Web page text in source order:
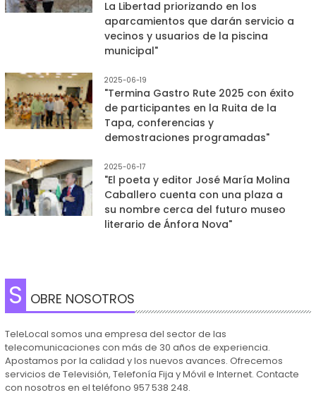
La Libertad priorizando en los
aparcamientos que darán servicio a
vecinos y usuarios de la piscina
municipal"
2025-06-19
"Termina Gastro Rute 2025 con éxito
de participantes en la Ruita de la
Tapa, conferencias y
demostraciones programadas"
2025-06-17
"El poeta y editor José María Molina
Caballero cuenta con una plaza a
su nombre cerca del futuro museo
literario de Ánfora Nova"
S OBRE NOSOTROS
TeleLocal somos una empresa del sector de las
telecomunicaciones con más de 30 años de experiencia.
Apostamos por la calidad y los nuevos avances. Ofrecemos
servicios de Televisión, Telefonía Fija y Móvil e Internet. Contacte
con nosotros en el teléfono 957 538 248.